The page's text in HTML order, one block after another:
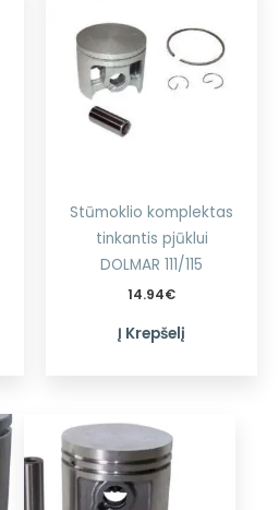
Stūmoklio komplektas
tinkantis pjūklui
DOLMAR 111/115
14.94€
Į Krepšelį